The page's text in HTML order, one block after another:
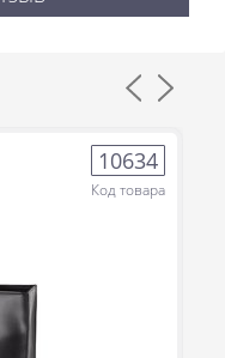
10634
Код товара